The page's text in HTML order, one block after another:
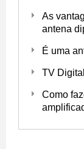
As
antena
É uma
TV
Como